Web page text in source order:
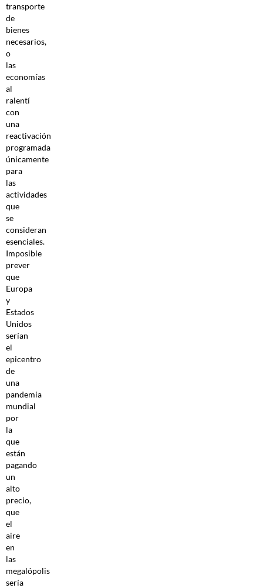
transporte
de
bienes
necesarios,
o
las
economías
al
ralentí
con
una
reactivación
programada
únicamente
para
las
actividades
que
se
consideran
esenciales.
Imposible
prever
que
Europa
y
Estados
Unidos
serían
el
epicentro
de
una
pandemia
mundial
por
la
que
están
pagando
un
alto
precio,
que
el
aire
en
las
megalópolis
sería